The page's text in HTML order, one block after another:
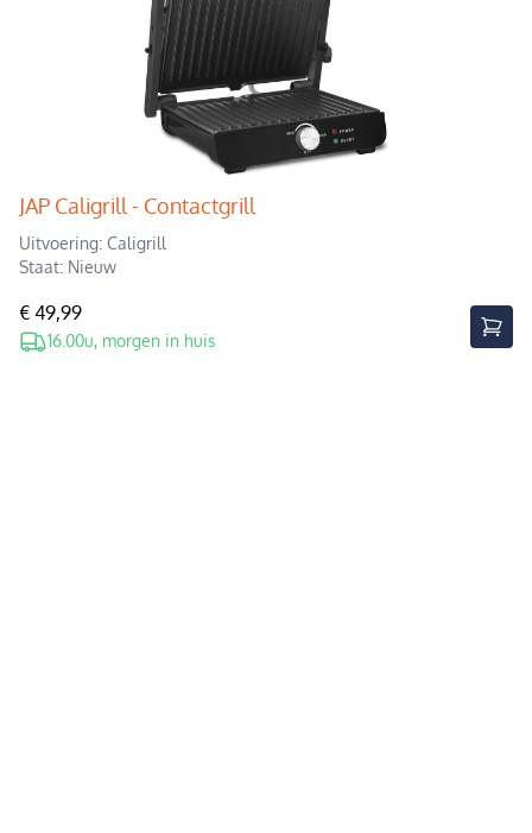
JAP Caligrill - Contactgrill
Uitvoering: Caligrill
Staat: Nieuw
€ 49,99
16.00u, morgen in huis